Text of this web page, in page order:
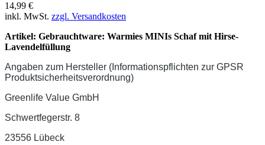
14,99 €
inkl. MwSt. zzgl. Versandkosten
Artikel: Gebrauchtware: Warmies MINIs Schaf mit Hirse-
Lavendelfüllung
Angaben zum Hersteller (Informationspflichten zur GPSR
Produktsicherheitsverordnung)
Greenlife Value GmbH
Schwertfegerstr. 8
23556 Lübeck